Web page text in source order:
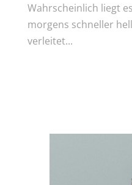
Wahrscheinlich liegt
morgens schneller
verleitet...